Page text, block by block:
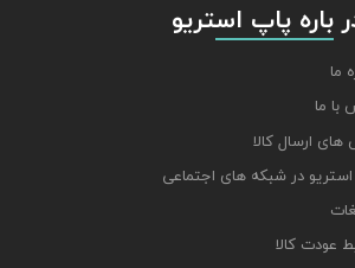
باره پاپ استریو
ما
با ما
ارسال کالا
در شبکه های اجتماعی
عودت کالا